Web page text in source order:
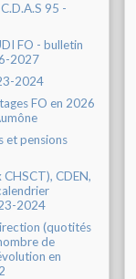
95 -
FO - bulletin
2027
2024
FO en 2026
et pensions
CHSCT), CDEN,
2024
(quotités
de
en